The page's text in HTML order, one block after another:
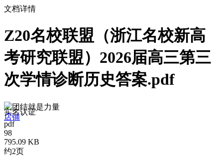
文档详情
Z20名校联盟（浙江名校新高
考研究联盟）2026届高三第三
次学情诊断历史答案.pdf
团结就是力量
实名认证
店铺
pdf
98
795.09 KB
约2页